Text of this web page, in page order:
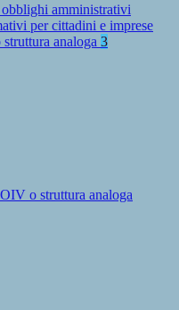
obblighi amministrativi
per cittadini e imprese
analoga 3
o struttura analoga